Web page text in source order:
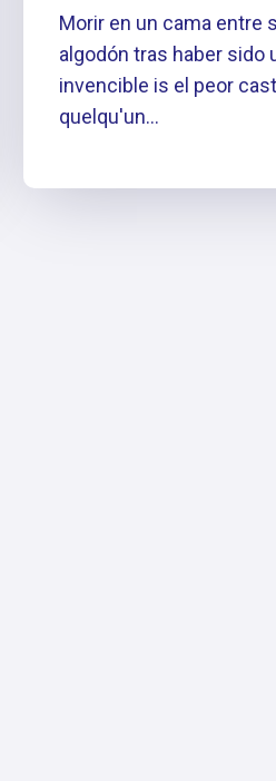
Morir en un cama entre
algodón tras haber sido
invencible is el peor
quelqu'un…